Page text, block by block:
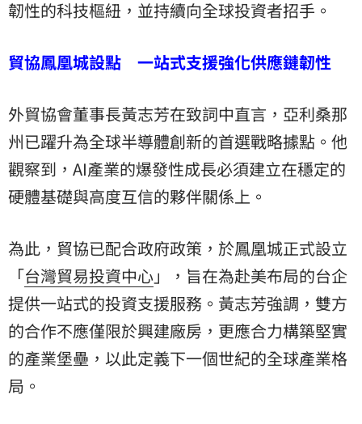
韌性的科技樞紐，並持續向全球投資者招手。
貿協鳳凰城設點 一站式支援強化供應鏈韌性
外貿協會董事長黃志芳在致詞中直言，亞利桑那
州已躍升為全球半導體創新的首選戰略據點。他
觀察到，AI產業的爆發性成長必須建立在穩定的
硬體基礎與高度互信的夥伴關係上。
為此，貿協已配合政府政策，於鳳凰城正式設立
「台灣貿易投資中心 」，旨在為赴美布局的台企
提供一站式的投資支援服務。黃志芳強調，雙方
的合作不應僅限於興建廠房，更應合力構築堅實
的產業堡壘，以此定義下一個世紀的全球產業格
局。